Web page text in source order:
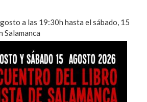
a las 19:30h hasta el sábado, 15
Salamanca